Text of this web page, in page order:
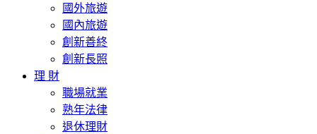
國外旅遊
國內旅遊
創新善終
創新長照
理 財
職場就業
熟年法律
退休理財